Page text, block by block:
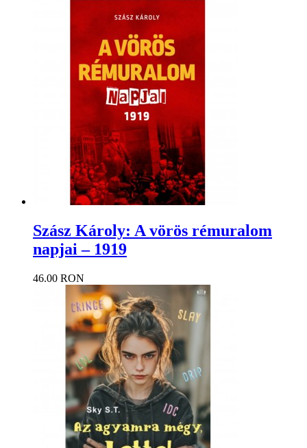
Szász Károly: A vörös rémuralom
napjai – 1919
46.00 RON